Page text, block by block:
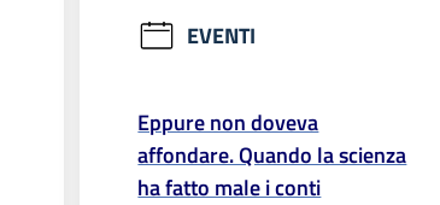
EVENTI
Eppure non doveva
affondare. Quando la scienza
ha fatto male i conti